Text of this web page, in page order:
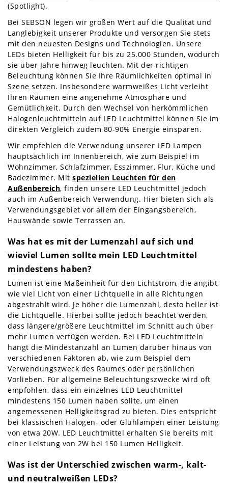
(Spotlight).
Bei SEBSON legen wir großen Wert auf die Qualität und
Langlebigkeit unserer Produkte und versorgen Sie stets
mit den neuesten Designs und Technologien. Unsere
LEDs bieten Helligkeit für bis zu 25.000 Stunden, wodurch
sie über Jahre hinweg leuchten. Mit der richtigen
Beleuchtung können Sie Ihre Räumlichkeiten optimal in
Szene setzen. Insbesondere warmweißes Licht verleiht
Ihren Räumen eine angenehme Atmosphäre und
Gemütlichkeit. Durch den Wechsel von herkömmlichen
Halogenleuchtmitteln auf LED Leuchtmittel können Sie im
direkten Vergleich zudem 80-90% Energie einsparen.
Wir empfehlen die Verwendung unserer LED Lampen
hauptsächlich im Innenbereich, wie zum Beispiel im
Wohnzimmer, Schlafzimmer, Esszimmer, Flur, Küche und
Badezimmer. Mit speziellen Leuchten für den
Außenbereich, finden unsere LED Leuchtmittel jedoch
auch im Außenbereich Verwendung. Hier bieten sich als
Verwendungsgebiet vor allem der Eingangsbereich,
Hauswände sowie Terrassen an.
Was hat es mit der Lumenzahl auf sich und
wieviel Lumen sollte mein LED Leuchtmittel
mindestens haben?
Lumen ist eine Maßeinheit für den Lichtstrom, die angibt,
wie viel Licht von einer Lichtquelle in alle Richtungen
abgestrahlt wird. Je höher die Lumenzahl, desto heller ist
die Lichtquelle. Hierbei sollte jedoch beachtet werden,
dass längere/größere Leuchtmittel im Schnitt auch über
mehr Lumen verfügen werden. Bei LED Leuchtmitteln
hängt die Mindestanzahl an Lumen darüber hinaus von
verschiedenen Faktoren ab, wie zum Beispiel dem
Verwendungszweck des Raumes oder persönlichen
Vorlieben. Für allgemeine Beleuchtungszwecke wird oft
empfohlen, dass ein einzelnes LED Leuchtmittel
mindestens 150 Lumen haben sollte, um einen
angemessenen Helligkeitsgrad zu bieten. Dies entspricht
bei klassischen Halogen- oder Glühlampen einer Leistung
von etwa 20W. LED Leuchtmittel erhalten Sie bereits mit
einer Leistung von 2W bei 150 Lumen Helligkeit.
Was ist der Unterschied zwischen warm-, kalt-
und neutralweißen LEDs?